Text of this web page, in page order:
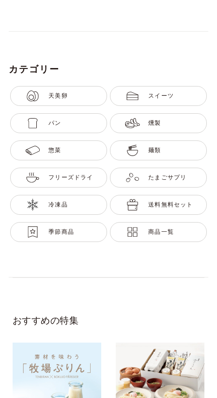
カテゴリー
天美卵 スイーツ
パン 燻製
惣菜 麺類
フリーズドライ たまごサプリ
冷凍品 送料無料セット
季節商品 商品一覧
おすすめの特集